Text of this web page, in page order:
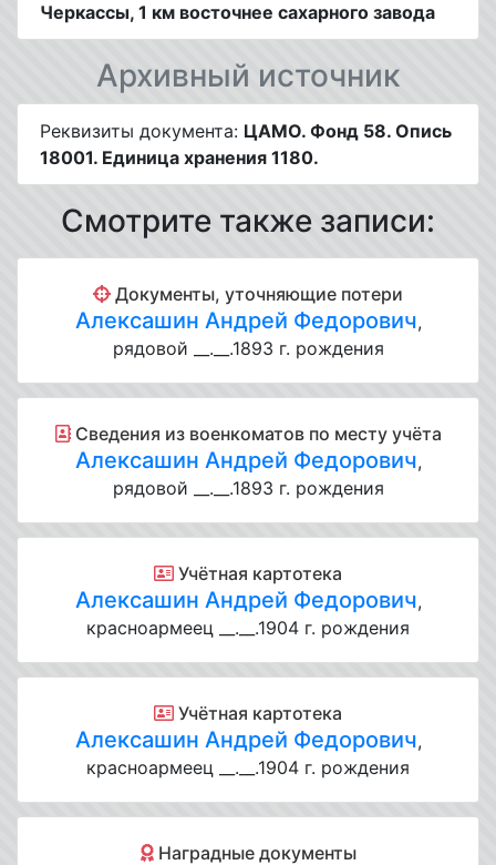
Черкассы, 1 км восточнее сахарного завода
Архивный источник
Реквизиты документа: ЦАМО. Фонд 58. Опись
18001. Единица хранения 1180.
Смотрите также записи:
Документы, уточняющие потери
Алексашин Андрей Федорович,
рядовой __.__.1893 г. рождения
Cведения из военкоматов по месту учёта
Алексашин Андрей Федорович,
рядовой __.__.1893 г. рождения
Учётная картотека
Алексашин Андрей Федорович,
красноармеец __.__.1904 г. рождения
Учётная картотека
Алексашин Андрей Федорович,
красноармеец __.__.1904 г. рождения
Наградные документы